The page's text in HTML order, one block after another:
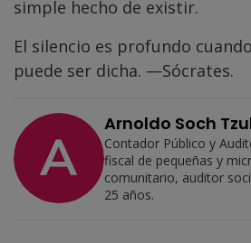
simple hecho de existir.
El silencio es profundo
puede ser dicha. —Sócrates.
Arnoldo Soch
Contador Público y
fiscal de pequeñas y
comunitario, auditor
25 años.